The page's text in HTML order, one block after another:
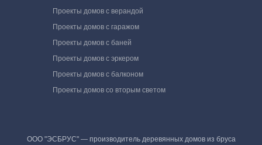
Проекты домов с верандой
Проекты домов с гаражом
Проекты домов с баней
Проекты домов с эркером
Проекты домов с балконом
Проекты домов со вторым светом
ООО "ЭСБРУС" — производитель деревянных домов из бруса